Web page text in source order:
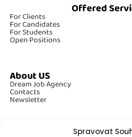
Spravovat
Offered
For Clients
For Candidates
For Students
Open Positions
About US
Dream Job Agency
Contacts
Newsletter